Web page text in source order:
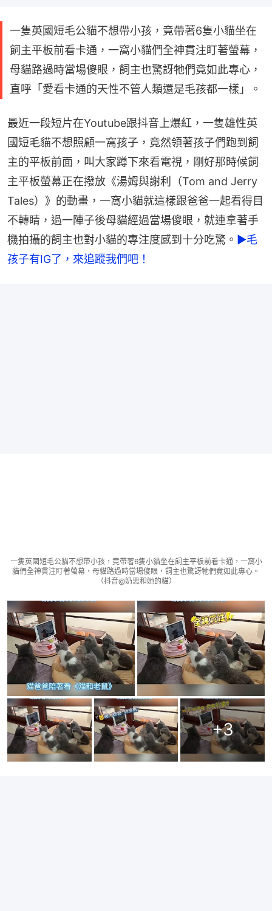
一隻英國短毛公貓不想帶小孩，竟帶著6隻小貓坐在
飼主平板前看卡通，一窩小貓們全神貫注盯著螢幕，
母貓路過時當場傻眼，飼主也驚訝牠們竟如此專心，
直呼「愛看卡通的天性不管人類還是毛孩都一樣」。
最近一段短片在Youtube跟抖音上爆紅，一隻雄性英
國短毛貓不想照顧一窩孩子，竟然領著孩子們跑到飼
主的平板前面，叫大家蹲下來看電視，剛好那時候飼
主平板螢幕正在撥放《湯姆與謝利（Tom and Jerry
Tales）》的動畫，一窩小貓就這樣跟爸爸一起看得目
不轉睛，過一陣子後母貓經過當場傻眼，就連拿著手
機拍攝的飼主也對小貓的專注度感到十分吃驚。 ►毛
孩子有IG了，來追蹤我們吧！
一隻英國短毛公貓不想帶小孩，竟帶著6隻小貓坐在飼主平板前看卡通，一窩小
貓們全神貫注盯著螢幕，母貓路過時當場傻眼，飼主也驚訝牠們竟如此專心。
（抖音@奶思和她的貓）
+3